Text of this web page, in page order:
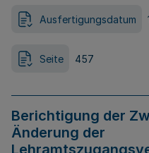
Ausfertigungsdatum
Seite 457
Berichtigung der
Änderung der